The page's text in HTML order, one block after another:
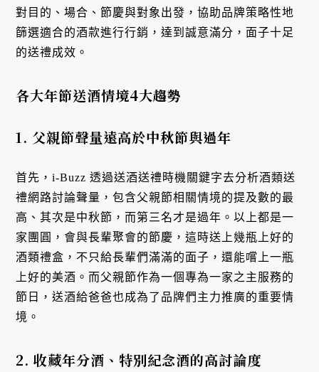
對目的、場合、節慶與對象出發，協助品牌策略性地
篩選適合的酒款進行行銷，達到誠意滿分，面子十足
的送禮成效。
各大年節送酒情境4大趨勢
1. 父親節聲量遠高於中秋節與過年
首先，i-Buzz 透過送酒送禮時機關鍵字去分析酒類送
禮網路討論聲量，包含父親節相關情境的提及數的最
高、其次是中秋節，而第三名才是過年。以上都是一
家團圓，會與長輩聚會的節慶，這時送上幾瓶上好的
酒類禮盒，不只給長輩們滿滿的面子，還能嚐上一瓶
上好的美酒。而父親節作為一個專為一家之主服務的
節日，送酒給爸爸也成為了品牌們主力推廣的重要情
境。
2. 收藏年分酒、特別紀念酒的高討論度